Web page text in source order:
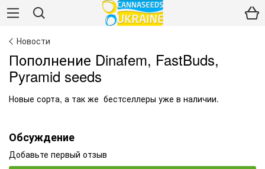
Новости
Пополнение Dinafem, FastBuds,
Pyramid seeds
Новые сорта, а так же бестселлеры уже в наличии.
Обсуждение
Добавьте первый отзыв